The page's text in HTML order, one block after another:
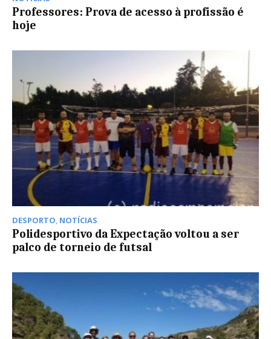
Professores: Prova de acesso à profissão é
hoje
DESPORTO, NOTÍCIAS
Polidesportivo da Expectação voltou a ser
palco de torneio de futsal